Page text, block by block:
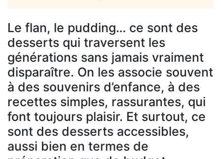
Le flan, le pudding… ce sont des
desserts qui traversent les
générations sans jamais vraiment
disparaître. On les associe souvent
à des souvenirs d’enfance, à des
recettes simples, rassurantes, qui
font toujours plaisir. Et surtout, ce
sont des desserts accessibles,
aussi bien en termes de